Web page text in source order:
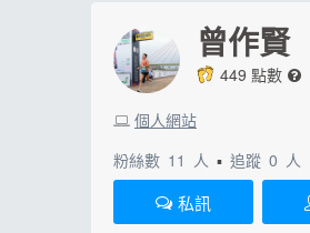
跟著筆記跑
健康品牌風雲賞
曾作賢
449 點數
個人網站
粉絲數 11 人 ▪ 追蹤 0 人
私訊